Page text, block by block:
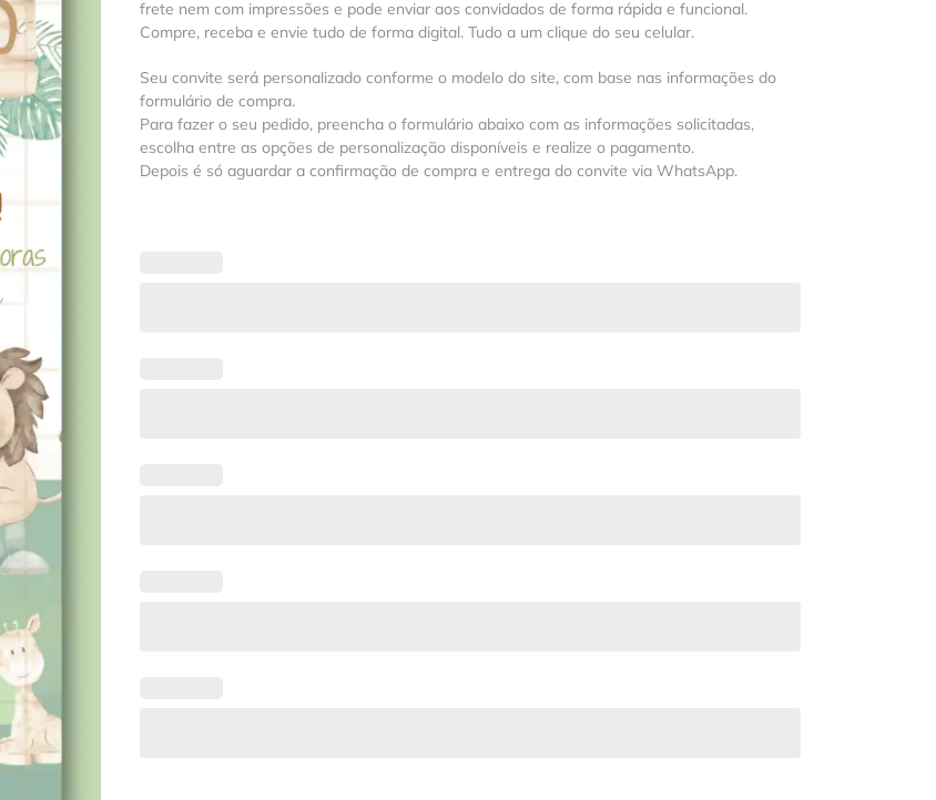
frete nem com impressões e pode enviar aos convidados de forma rápida e funcional.
Compre, receba e envie tudo de forma digital. Tudo a um clique do seu celular.
Seu convite será personalizado conforme o modelo do site, com base nas informações do
formulário de compra.
Para fazer o seu pedido, preencha o formulário abaixo com as informações solicitadas,
escolha entre as opções de personalização disponíveis e realize o pagamento.
Depois é só aguardar a confirmação de compra e entrega do convite via WhatsApp.